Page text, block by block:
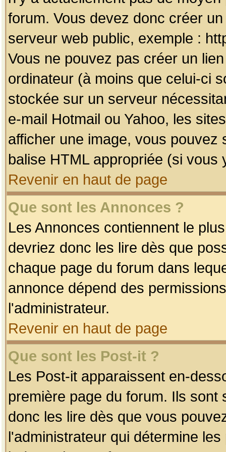
forum. Vous devez donc créer
serveur web public, exemple :
Vous ne pouvez pas créer un
ordinateur (à moins que celui-ci
stockée sur un serveur
e-mail Hotmail ou Yahoo, les
afficher une image, vous pouvez
balise HTML appropriée (si vous
Revenir en haut de page
Que sont les Annonces ?
Les Annonces contiennent le
devriez donc les lire dès que
chaque page du forum dans
annonce dépend des
l'administrateur.
Revenir en haut de page
Que sont les Post-it ?
Les Post-it apparaissent en-
première page du forum. Ils
donc les lire dès que vous
l'administrateur qui détermine